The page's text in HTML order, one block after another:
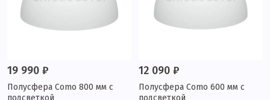
19 990 ₽
Полусфера Como 800 мм с
подсветкой
12 090 ₽
Полусфера Como 600 мм с
подсветкой